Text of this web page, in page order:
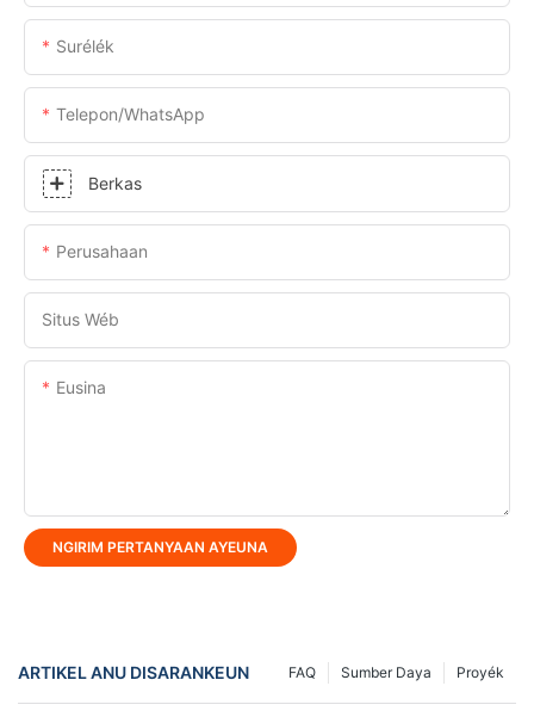
Surélék
Telepon/whatsApp
Berkas
Perusahaan
Situs Wéb
Eusina
NGIRIM PERTANYAAN AYEUNA
ARTIKEL ANU DISARANKEUN Proyék
Sumber Daya
FAQ